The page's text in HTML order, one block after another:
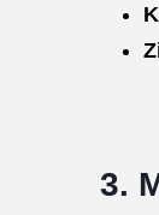
3.